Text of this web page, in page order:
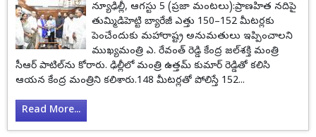
న్యూఢిల్లీ, ఆగస్టు 5 (ప్రజా మంటలు):ప్రాణహిత నదిపై
తుమ్మిడిహెట్టి బ్యారేజీ ఎత్తు 150–152 మీటర్లకు
పెంచేందుకు మహారాష్ట్ర అనుమతులు ఇప్పించాలని
ముఖ్యమంత్రి ఎ. రేవంత్ రెడ్డి కేంద్ర జల్‌శక్తి మంత్రి
సీఆర్ పాటిల్‌ను కోరారు. ఢిల్లీలో మంత్రి ఉత్తమ్ కుమార్ రెడ్డితో కలిసి
ఆయన కేంద్ర మంత్రిని కలిశారు.148 మీటర్లతో పోలిస్తే 152...
Read More...